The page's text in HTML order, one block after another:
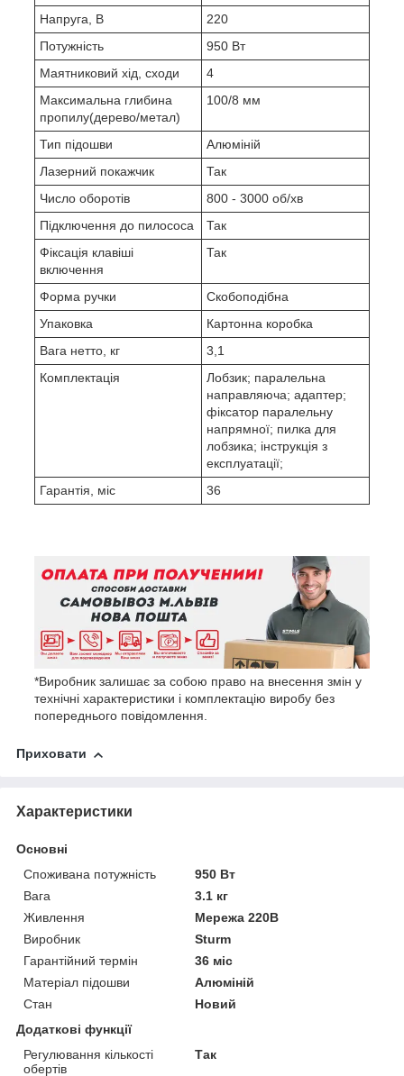
Напруга, В
220
Потужність
950 Вт
Маятниковий хід, сходи
4
Максимальна глибина
пропилу(дерево/метал)
100/8 мм
Тип підошви
Алюміній
Лазерний покажчик
Так
Число оборотів
800 - 3000 об/хв
Підключення до пилососа
Так
Фіксація клавіші
включення
Так
Форма ручки
Скобоподібна
Упаковка
Картонна коробка
Вага нетто, кг
3,1
Комплектація
Лобзик; паралельна
направляюча; адаптер;
фіксатор паралельну
напрямної; пилка для
лобзика; інструкція з
експлуатації;
Гарантія, міс
36
*Виробник залишає за собою право на внесення змін у
технічні характеристики і комплектацію виробу без
попереднього повідомлення.
Приховати
Характеристики
Основні
Споживана потужність
950 Вт
Вага
3.1 кг
Живлення
Мережа 220В
Виробник
Sturm
Гарантійний термін
36 міс
Матеріал підошви
Алюміній
Стан
Новий
Додаткові функції
Регулювання кількості
обертів
Так